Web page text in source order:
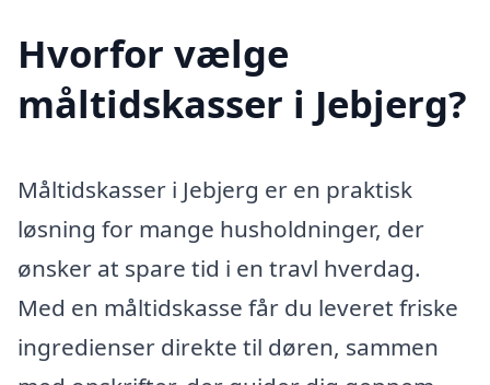
Hvorfor vælge
måltidskasser i Jebjerg?
Måltidskasser i Jebjerg er en praktisk
løsning for mange husholdninger, der
ønsker at spare tid i en travl hverdag.
Med en måltidskasse får du leveret friske
ingredienser direkte til døren, sammen